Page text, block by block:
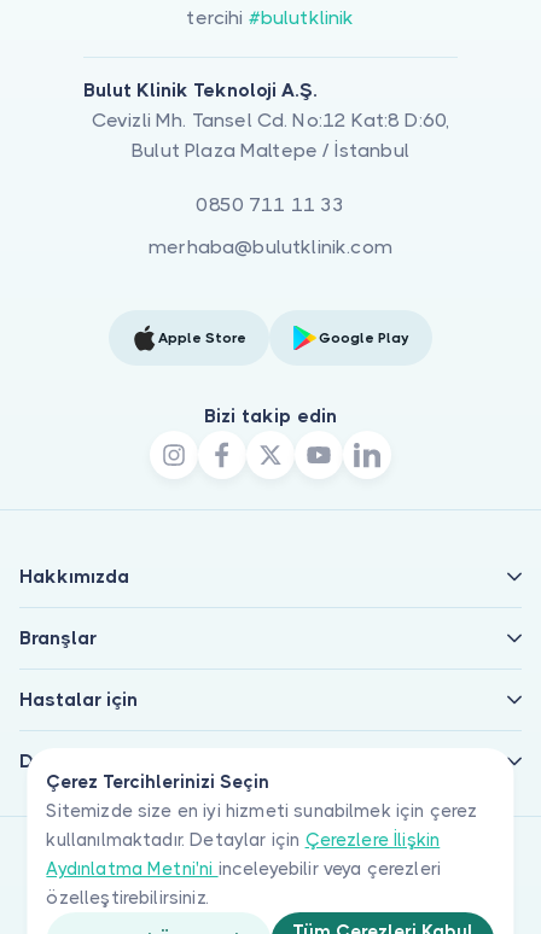
Çerez Tercihlerinizi Seçin
Sitemizde size en iyi hizmeti sunabilmek için çerez
kullanılmaktadır. Detaylar için Çerezlere İlişkin
Aydınlatma Metni'ni inceleyebilir veya çerezleri
özelleştirebilirsiniz.
tercihi #bulutklinik
Bulut Klinik Teknoloji A.Ş.
Cevizli Mh. Tansel Cd. No:12 Kat:8 D:60,
Bulut Plaza Maltepe / İstanbul
0850 711 11 33
merhaba@bulutklinik.com
Apple Store Google Play
Bizi takip edin
Hakkımızda
Branşlar
Hastalar için
Doktorlar için